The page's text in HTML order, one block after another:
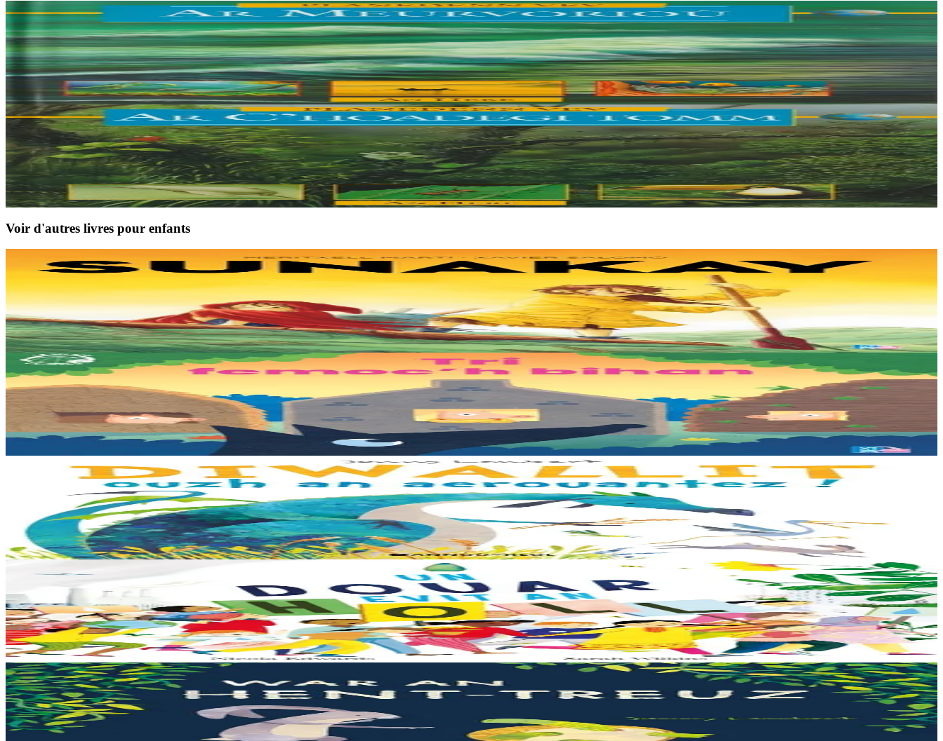
6 ans et plus
An Here
Los oceanos
Plus de 70 % de la surface de la planète est recouverte d'eau. Ce livre explique comment se sont formés les océans et décrit la vie que l'on y trouve.
En stock9,00 €
6 ans et plus
An Here
Las selvas
Ce livre décrit le rôle de "poumons de la planète" des forêts équatoriales. Il étudie aussi les plantes, les animaux et les hommes qui s'y battent pour survivre....
En stock9,00 €
Voir d'autres livres pour enfants
Sunakay
La mer est devenue une immense décharge dépourvue de vie sous-marine. Deux soeurs survivent sur une île de plastique, au milieu des déchets. Mais un évènement...
En stock25,00 €
3 ans et plus
TES
Les trois petits cochons
Il était une fois trois joyeux petits cochons qui vivaient avec leurs parents. Il était temps pour chacun d’avoir sa propre maison ! Cette collection propose...
Look out, it's a Dragon!
Eflammez la dragonne est en quête d'une nouvelle maison. Mais quand elle trouve la forêt parfaite, elle n'est pas la bienvenue... "Ouste ! On ne veut pas de...
En stock13,00 €
Bannoù-heol
Like the Ocean We Rise
Notre planète est immense et magnifique, mais elle a besoin de notre aide – elle a besoin de moi, elle a besoin de vous. Cet album illustré, qui arrive à point...
En stock13,00 €
3 ans et plus
Bannoù-heol
Let's all creep through crocodile creek
Qui sait quelles bêtes rôdent dans les marais quand la nuit tombe... Pas les crocodiles en tout cas, Souris en est persuadée ! Ses amis ont un doute : à quoi ça...